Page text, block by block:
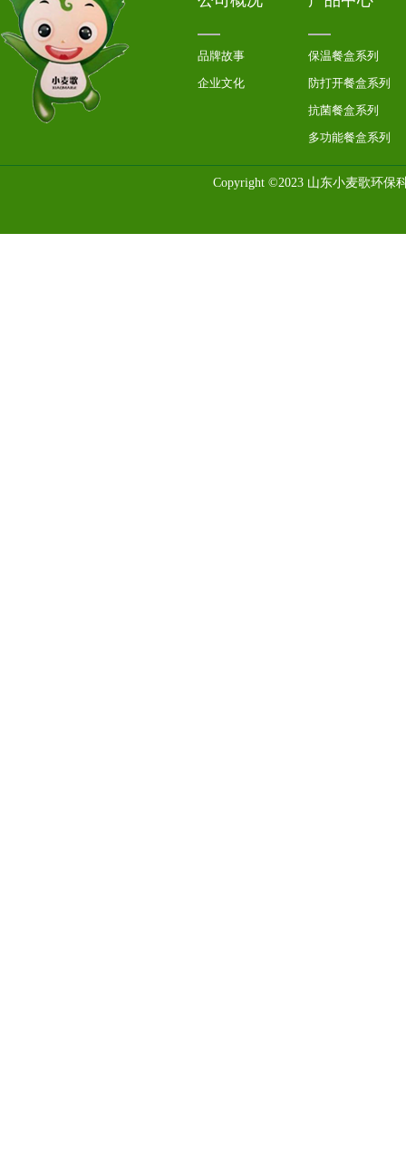
品牌故事
企业文化
保温餐盒系列
防打开餐盒系列
抗菌餐盒系列
多功能餐盒系列
Copyright ©2023 山东小麦歌环保